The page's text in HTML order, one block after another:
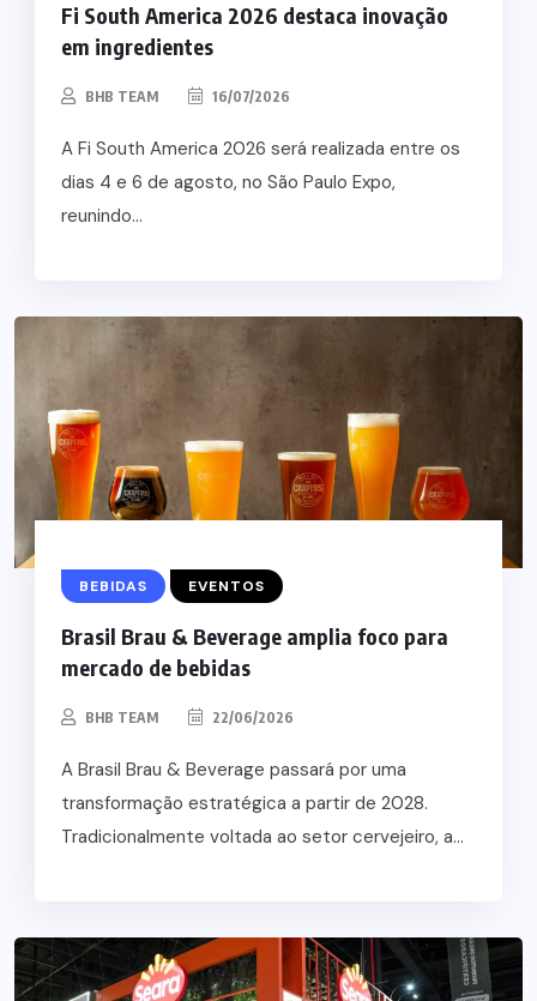
Fi South America 2026 destaca inovação
em ingredientes
BHB TEAM 16/07/2026
A Fi South America 2026 será realizada entre os
dias 4 e 6 de agosto, no São Paulo Expo,
reunindo...
BEBIDAS EVENTOS
Brasil Brau & Beverage amplia foco para
mercado de bebidas
BHB TEAM 22/06/2026
A Brasil Brau & Beverage passará por uma
transformação estratégica a partir de 2028.
Tradicionalmente voltada ao setor cervejeiro, a...